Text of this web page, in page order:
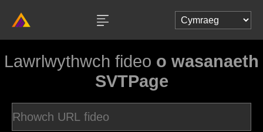
Lawrlwythwch fideo o wasanaeth
SVTPage